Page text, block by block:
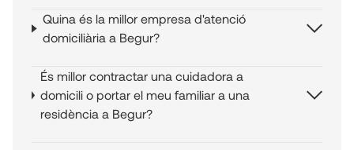
Quina és la millor empresa d'atenció
domiciliària a Begur?
És millor contractar una cuidadora a
domicili o portar el meu familiar a una
residència a Begur?